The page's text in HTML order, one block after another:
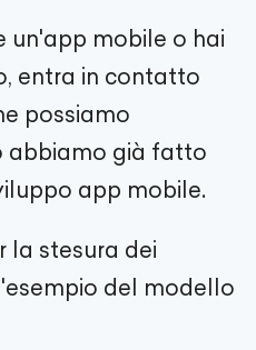
un'app mobile o hai
entra in contatto
possiamo
abbiamo già fatto
app mobile.
la stesura dei
del modello